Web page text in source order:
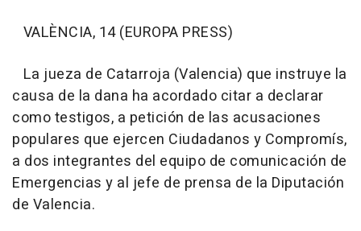
VALÈNCIA, 14 (EUROPA PRESS)
La jueza de Catarroja (Valencia) que instruye la
causa de la dana ha acordado citar a declarar
como testigos, a petición de las acusaciones
populares que ejercen Ciudadanos y Compromís,
a dos integrantes del equipo de comunicación de
Emergencias y al jefe de prensa de la Diputación
de Valencia.